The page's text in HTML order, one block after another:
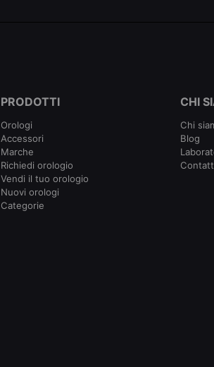
PRODOTTI
Orologi
Accessori
Marche
Richiedi orologio
Vendi il tuo orologio
Nuovi orologi
Categorie
CHI
Chi
Blog